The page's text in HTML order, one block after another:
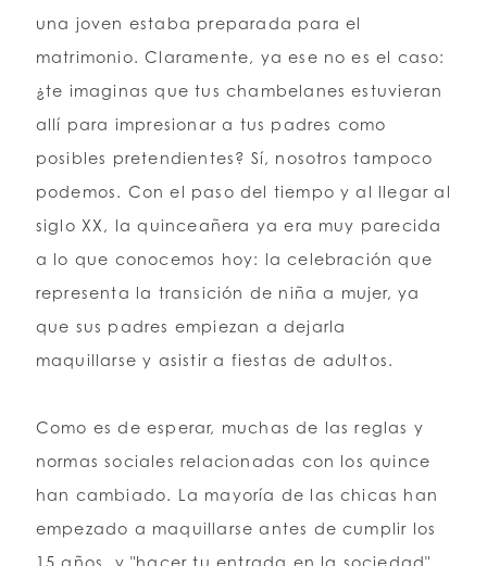
una joven estaba preparada para el
matrimonio. Claramente, ya ese no es el caso:
¿te imaginas que tus chambelanes estuvieran
allí para impresionar a tus padres como
posibles pretendientes? Sí, nosotros tampoco
podemos. Con el paso del tiempo y al llegar al
siglo XX, la quinceañera ya era muy parecida
a lo que conocemos hoy: la celebración que
representa la transición de niña a mujer, ya
que sus padres empiezan a dejarla
maquillarse y asistir a fiestas de adultos.
Como es de esperar, muchas de las reglas y
normas sociales relacionadas con los quince
han cambiado. La mayoría de las chicas han
empezado a maquillarse antes de cumplir los
15 años, y "hacer tu entrada en la sociedad"